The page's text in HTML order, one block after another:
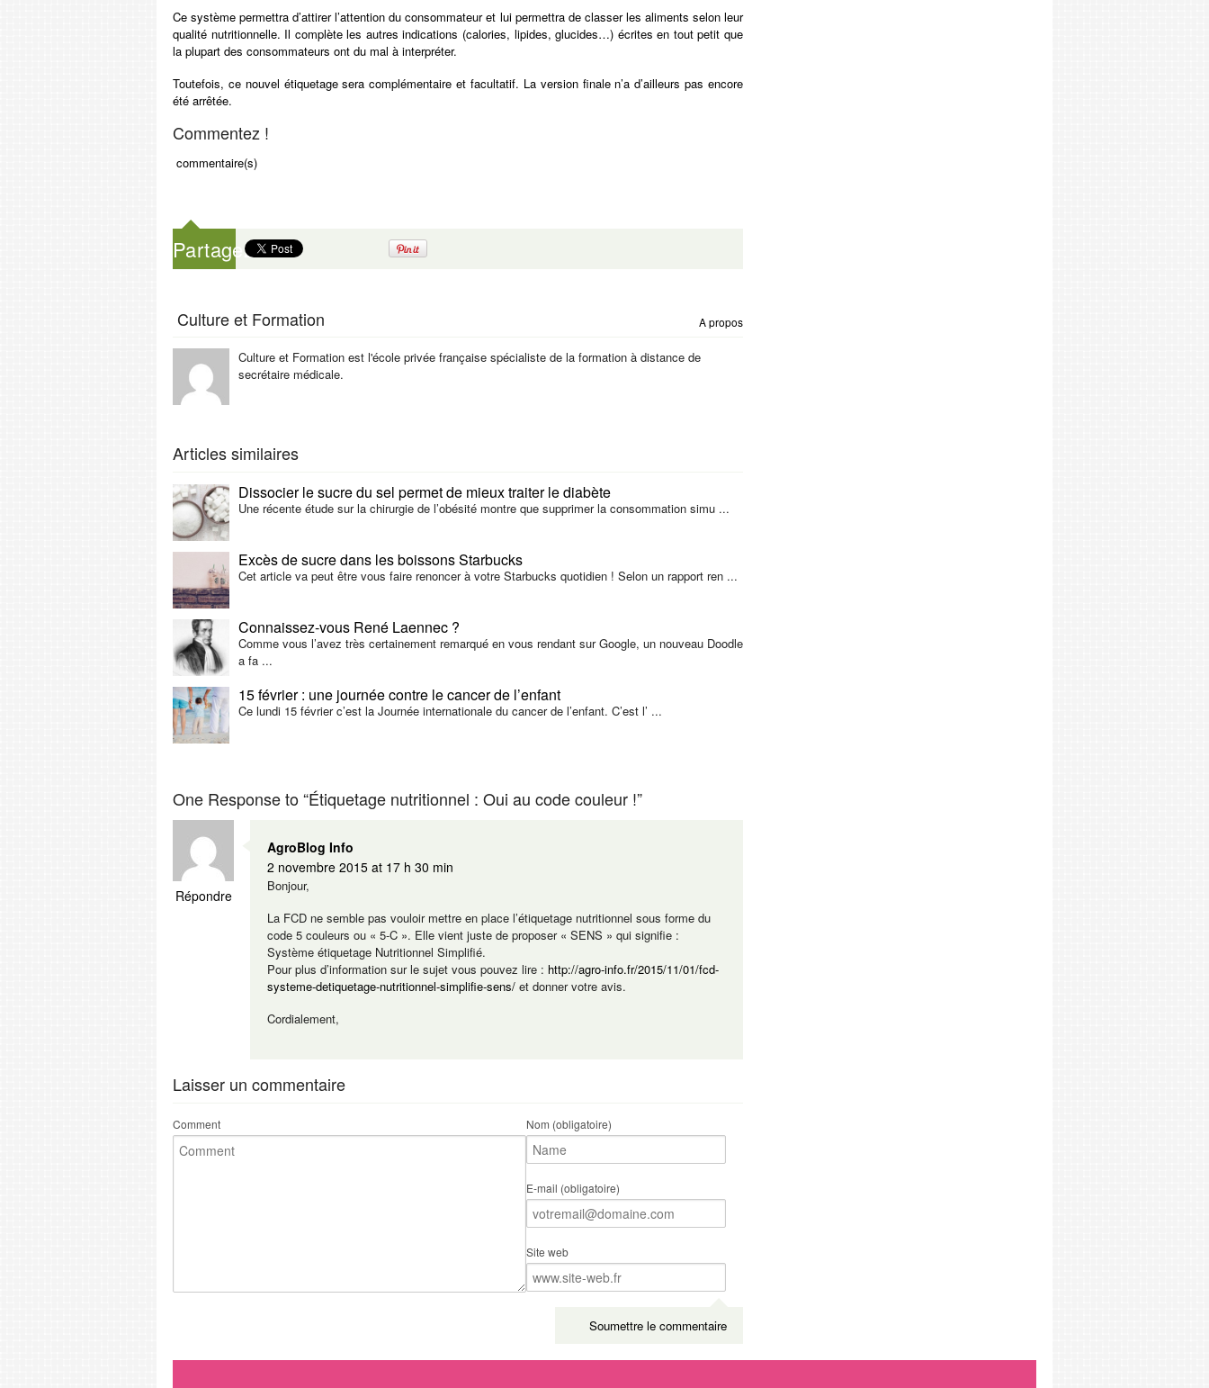
Ce système permettra d’attirer l’attention du consommateur et lui permettra de classer les aliments selon leur
qualité nutritionnelle. Il complète les autres indications (calories, lipides, glucides…) écrites en tout petit que
la plupart des consommateurs ont du mal à interpréter.
Toutefois, ce nouvel étiquetage sera complémentaire et facultatif. La version finale n’a d’ailleurs pas encore
été arrêtée.
Commentez !
commentaire(s)
Partagez
Culture et Formation A propos
Culture et Formation est l'école privée française spécialiste de la formation à distance de
secrétaire médicale.
Articles similaires
Dissocier le sucre du sel permet de mieux traiter le diabète
Une récente étude sur la chirurgie de l’obésité montre que supprimer la consommation simu ...
Excès de sucre dans les boissons Starbucks
Cet article va peut être vous faire renoncer à votre Starbucks quotidien ! Selon un rapport ren ...
Connaissez-vous René Laennec ?
Comme vous l’avez très certainement remarqué en vous rendant sur Google, un nouveau Doodle
a fa ...
15 février : une journée contre le cancer de l’enfant
Ce lundi 15 février c’est la Journée internationale du cancer de l’enfant. C’est l’ ...
One Response to “Étiquetage nutritionnel : Oui au code couleur !”
Répondre
AgroBlog Info
2 novembre 2015 at 17 h 30 min
Bonjour,
La FCD ne semble pas vouloir mettre en place l’étiquetage nutritionnel sous forme du
code 5 couleurs ou « 5-C ». Elle vient juste de proposer « SENS » qui signifie :
Système étiquetage Nutritionnel Simplifié.
Pour plus d’information sur le sujet vous pouvez lire : http://agro-info.fr/2015/11/01/fcd-
systeme-detiquetage-nutritionnel-simplifie-sens/ et donner votre avis.
Cordialement,
Laisser un commentaire
Comment Nom (obligatoire)
E-mail (obligatoire)
Site web